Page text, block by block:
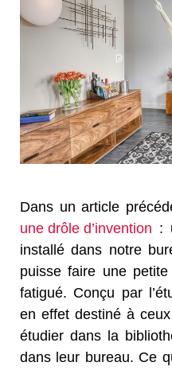
Dans un article
une drôle d’invention :
installé dans notre
puisse faire une
fatigué. Conçu par
en effet destiné à
étudier dans la
dans leur bureau. Ce